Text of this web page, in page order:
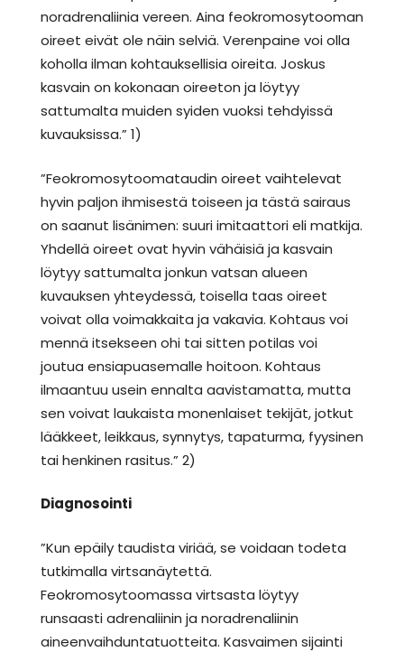
noradrenaliinia vereen. Aina feokromosytooman
oireet eivät ole näin selviä. Verenpaine voi olla
koholla ilman kohtauksellisia oireita. Joskus
kasvain on kokonaan oireeton ja löytyy
sattumalta muiden syiden vuoksi tehdyissä
kuvauksissa.” 1)
”Feokromosytoomataudin oireet vaihtelevat
hyvin paljon ihmisestä toiseen ja tästä sairaus
on saanut lisänimen: suuri imitaattori eli matkija.
Yhdellä oireet ovat hyvin vähäisiä ja kasvain
löytyy sattumalta jonkun vatsan alueen
kuvauksen yhteydessä, toisella taas oireet
voivat olla voimakkaita ja vakavia. Kohtaus voi
mennä itsekseen ohi tai sitten potilas voi
joutua ensiapuasemalle hoitoon. Kohtaus
ilmaantuu usein ennalta aavistamatta, mutta
sen voivat laukaista monenlaiset tekijät, jotkut
lääkkeet, leikkaus, synnytys, tapaturma, fyysinen
tai henkinen rasitus.” 2)
Diagnosointi
”Kun epäily taudista viriää, se voidaan todeta
tutkimalla virtsanäytettä.
Feokromosytoomassa virtsasta löytyy
runsaasti adrenaliinin ja noradrenaliinin
aineenvaihduntatuotteita. Kasvaimen sijainti